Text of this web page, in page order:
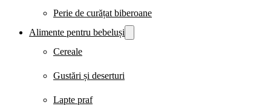
Perie de curățat biberoane
Alimente pentru bebeluși
Cereale
Gustări și deserturi
Lapte praf